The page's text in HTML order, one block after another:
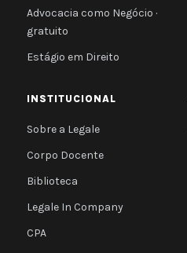
Advocacia como Negócio ·
gratuito
Estágio em Direito
INSTITUCIONAL
Sobre a Legale
Corpo Docente
Biblioteca
Legale In Company
CPA